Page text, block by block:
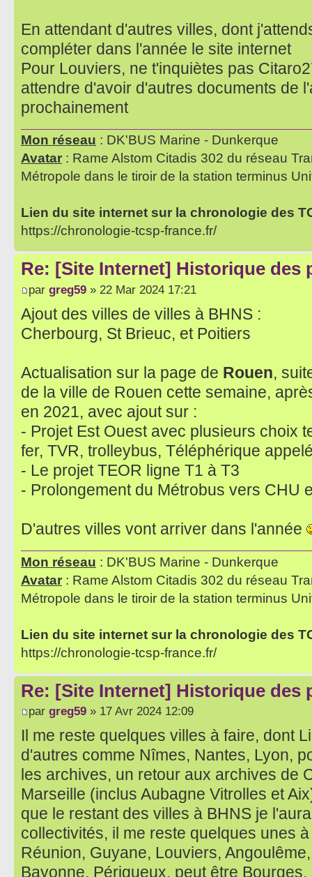
En attendant d'autres villes, dont
compléter dans l'année le site internet
Pour Louviers, ne t'inquiètes pas
attendre d'avoir d'autres documents de
prochainement
Mon réseau : DK'BUS Marine - Dunkerque
Avatar : Rame Alstom Citadis 302 du réseau
Métropole dans le tiroir de la station terminus
Lien du site internet sur la chronologie des
https://chronologie-tcsp-france.fr/
Re: [Site Internet] Historique des
par greg59 » 22 Mar 2024 17:21
Ajout des villes de villes à BHNS :
Cherbourg, St Brieuc, et Poitiers
Actualisation sur la page de Rouen,
de la ville de Rouen cette semaine,
en 2021, avec ajout sur :
- Projet Est Ouest avec plusieurs choix
fer, TVR, trolleybus, Téléphérique
- Le projet TEOR ligne T1 à T3
- Prolongement du Métrobus vers CHU
D'autres villes vont arriver dans l'année
Mon réseau : DK'BUS Marine - Dunkerque
Avatar : Rame Alstom Citadis 302 du réseau
Métropole dans le tiroir de la station terminus
Lien du site internet sur la chronologie des
https://chronologie-tcsp-france.fr/
Re: [Site Internet] Historique des
par greg59 » 17 Avr 2024 12:09
Il me reste quelques villes à faire, dont
d'autres comme Nîmes, Nantes, Lyon,
les archives, un retour aux archives de
Marseille (inclus Aubagne Vitrolles et
que le restant des villes à BHNS je
collectivités, il me reste quelques unes
Réunion, Guyane, Louviers,
Bayonne, Périgueux, peut être